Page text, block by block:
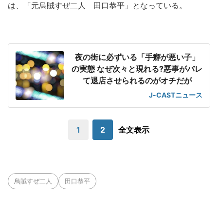
は、「元烏賊すぜ二人 田口恭平」となっている。
夜の街に必ずいる「手癖が悪い子」
の実態 なぜ次々と現れる?悪事がバレ
て退店させられるのがオチだが
J-CASTニュース
1 2 全文表示
烏賊すぜ二人 田口恭平